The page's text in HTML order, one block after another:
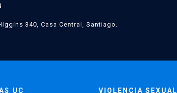
340, Casa Central, Santiago.
UC VIOLENCIA SEXUAL